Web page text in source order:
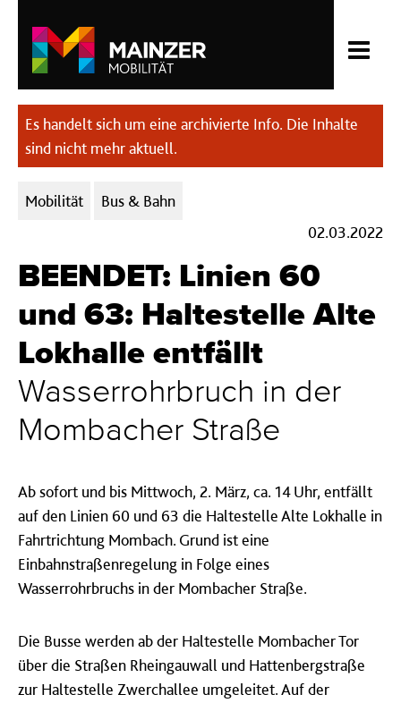
Es handelt sich um eine archivierte Info. Die Inhalte
sind nicht mehr aktuell.
Kategorien:
Mobilität
Bus & Bahn
02.03.2022
BEENDET: Linien 60
und 63: Haltestelle Alte
Lokhalle entfällt
Wasserrohrbruch in der
Mombacher Straße
Ab sofort und bis Mittwoch, 2. März, ca. 14 Uhr, entfällt
auf den Linien 60 und 63 die Haltestelle Alte Lokhalle in
Fahrtrichtung Mombach. Grund ist eine
Einbahnstraßenregelung in Folge eines
Wasserrohrbruchs in der Mombacher Straße.
Die Busse werden ab der Haltestelle Mombacher Tor
über die Straßen Rheingauwall und Hattenbergstraße
zur Haltestelle Zwerchallee umgeleitet. Auf der